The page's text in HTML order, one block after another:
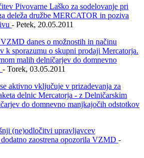
Pivovarne Laško za sodelovanje pri
deleža družbe MERCATOR in poziva
- Petek, 20.05.2011
danes o možnostih in načinu
k sporazumu o skupni prodaji Mercatorja.
malih delničarjev do domnevno
- Torek, 03.05.2011
aktivno vključuje v prizadevanja za
delnic Mercatorja - z Delničarskim
do domnevno manjkajočih odstotkov
(ne)odločitvi upravljavcev
zaostrena opozorila VZMD -